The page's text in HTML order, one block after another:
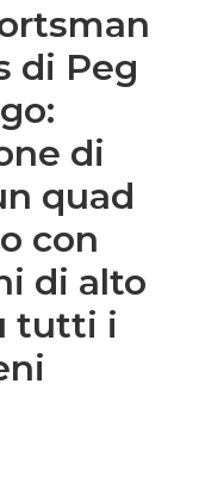
di Peg
di
quad
con
di alto
tutti i